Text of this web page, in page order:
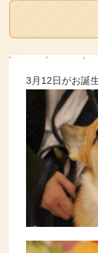
3月12日がお誕